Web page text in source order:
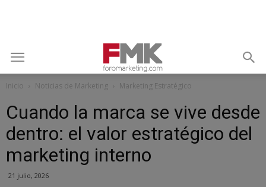
Inicio Noticias de Marketing Marketing Estratégico
Cuando la marca se vive desde
dentro: el valor estratégico del
marketing interno
21 julio, 2026